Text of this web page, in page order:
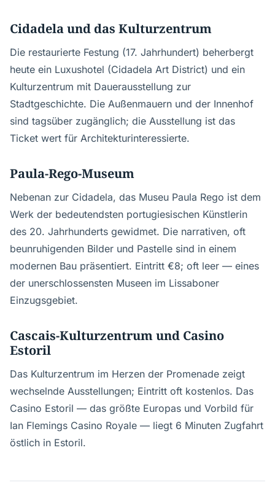
Cidadela und das Kulturzentrum
Die restaurierte Festung (17. Jahrhundert) beherbergt
heute ein Luxushotel (Cidadela Art District) und ein
Kulturzentrum mit Dauerausstellung zur
Stadtgeschichte. Die Außenmauern und der Innenhof
sind tagsüber zugänglich; die Ausstellung ist das
Ticket wert für Architekturinteressierte.
Paula-Rego-Museum
Nebenan zur Cidadela, das Museu Paula Rego ist dem
Werk der bedeutendsten portugiesischen Künstlerin
des 20. Jahrhunderts gewidmet. Die narrativen, oft
beunruhigenden Bilder und Pastelle sind in einem
modernen Bau präsentiert. Eintritt €8; oft leer — eines
der unerschlossensten Museen im Lissaboner
Einzugsgebiet.
Cascais-Kulturzentrum und Casino
Estoril
Das Kulturzentrum im Herzen der Promenade zeigt
wechselnde Ausstellungen; Eintritt oft kostenlos. Das
Casino Estoril — das größte Europas und Vorbild für
Ian Flemings Casino Royale — liegt 6 Minuten Zugfahrt
östlich in Estoril.